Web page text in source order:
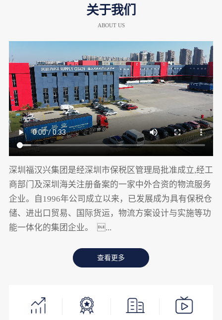
关于我们
ABOUT US
深圳福汉兴集团是经深圳市保税区管理局批准成立,经工
商部门及深圳海关注册备案的一家中外合资的物流服务
企业。自1996年公司成立以来，已发展成为具有保税仓
储、进出口贸易、国际货运，物流方案设计与实施等功
能一体化的集团企业。 ...
查看更多